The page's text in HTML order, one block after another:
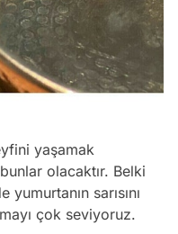
yaşamak
olacaktır. Belki
sarısını
çok seviyoruz.
Video
Test